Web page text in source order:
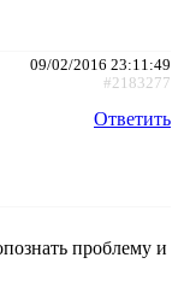
09/02/2016 23:11:49
#2183277
Ответить
проблему и